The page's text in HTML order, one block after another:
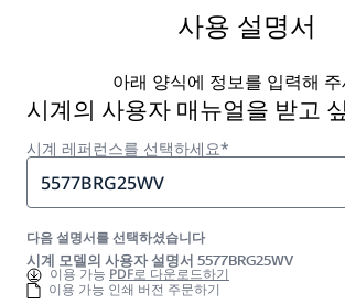
사용 설명서
아래 양식에 정보를 입력해
시계의 사용자 매뉴얼을 받고
시계 레퍼런스를 선택하세요*
5577BRG25WV
다음 설명서를 선택하셨습니다
시계 모델의 사용자 설명서 5577BRG25WV
이용 가능 PDF로 다운로드하기
이용 가능 인쇄 버전 주문하기